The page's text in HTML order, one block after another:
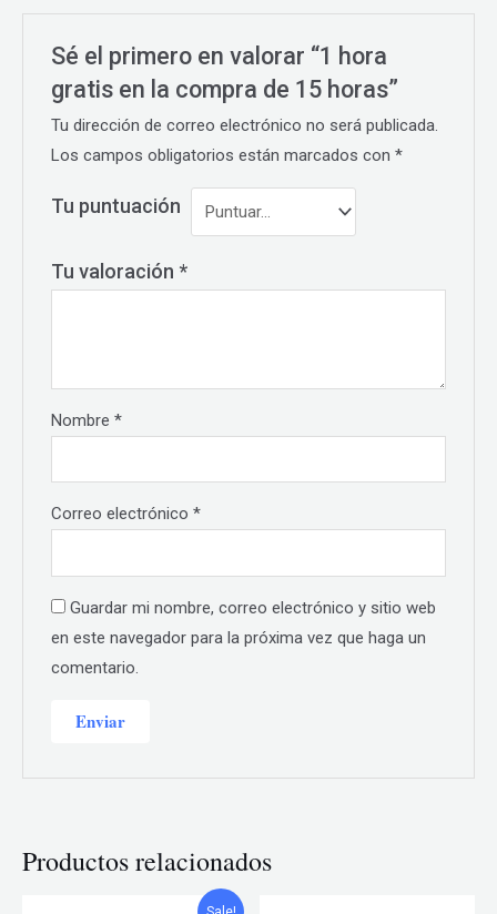
Sé el primero en valorar “1 hora
gratis en la compra de 15 horas”
Tu dirección de correo electrónico no será publicada.
Los campos obligatorios están marcados con*
Tu puntuación
Tu valoración *
Nombre*
Correo electrónico*
Guardar mi nombre, correo electrónico y sitio web
en este navegador para la próxima vez que haga un
comentario.
Productos relacionados